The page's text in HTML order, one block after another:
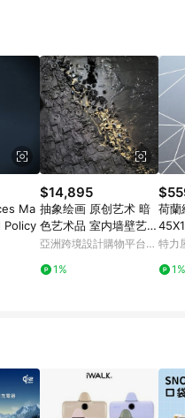
訴案件不受理
Ma
Policy
$14,895
抽象绘画 原创艺术 暗
色艺术品 室内墙壁艺术
家居装饰
亞洲跨境設計購物平台
1%
荷蘭
多邊
特力
1%